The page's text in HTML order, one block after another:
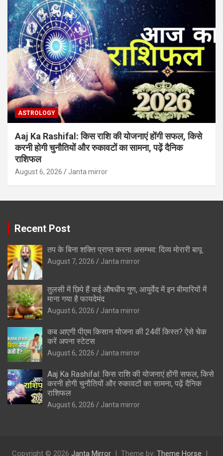
ASTROLOGY
Aaj Ka Rashifal: किस राशि की योजनाएं होंगी सफल, किसे
करनी होगी चुनौतियों और रुकावटों का सामना, पढ़ें दैनिक
राशिफल
August 6, 2026 Janta mirror
Recent Post
तप के बिना शक्ति प्राप्त करना असम्भव: दिव्य मोरारी बापू
August 7, 2026 Janta mirror
तुलसी में छिपे हैं कई औषधीय गुण, आयुर्वेद में इन बीमारियों में
माना गया है फायदेमंद
August 6, 2026 Janta mirror
कब आएगी पीएम किसान योजना की 24वीं किस्त? ऐसे चेक
करें अपना स्टेटस
August 6, 2026 Janta mirror
Aaj Ka Rashifal: किस राशि की योजनाएं होंगी सफल, किसे
करनी होगी चुनौतियों और रुकावटों का सामना, पढ़ें दैनिक
राशिफल
August 6, 2026 Janta mirror
Copyright © 2026 Janta Mirror Theme by: Theme Horse